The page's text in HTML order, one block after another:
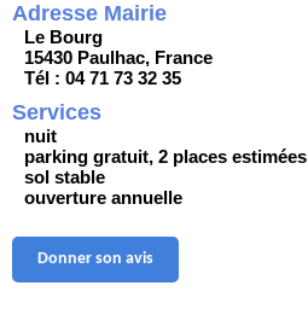
Adresse Mairie
Le Bourg
15430 Paulhac, France
Tél : 04 71 73 32 35
Services
nuit
parking gratuit, 2 places estimées
sol stable
ouverture annuelle
Donner son avis